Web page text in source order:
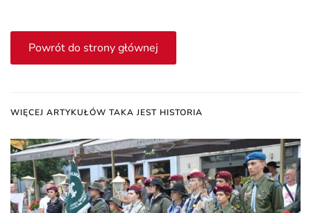
Powrót do strony głównej
WIĘCEJ ARTYKUŁÓW TAKA JEST HISTORIA